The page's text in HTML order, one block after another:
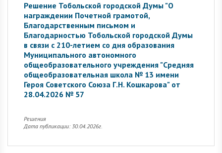
Решение Тобольской городской Думы "О
награждении Почетной грамотой,
Благодарственным письмом и
Благодарностью Тобольской городской Думы
в связи с 210-летием со дня образования
Муниципального автономного
общеобразовательного учреждения "Средняя
общеобразовательная школа № 13 имени
Героя Советского Союза Г.Н. Кошкарова" от
28.04.2026 № 57
Решения
Дата публикации: 30.04.2026г.